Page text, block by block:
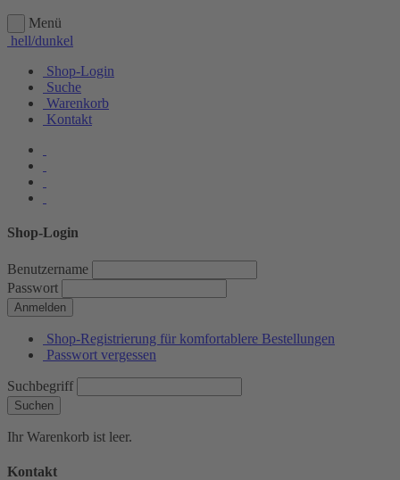
Menü
hell/dunkel
Shop-Login
Suche
Warenkorb
Kontakt
Shop-Login
Benutzername
Passwort
Anmelden
Shop-Registrierung für komfortablere Bestellungen
Passwort vergessen
Suchbegriff
Suchen
Ihr Warenkorb ist leer.
Kontakt